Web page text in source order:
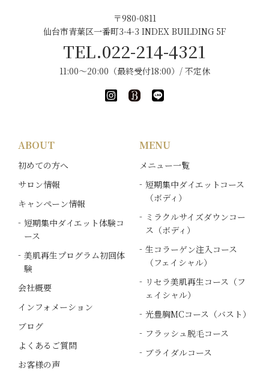
〒980-0811
仙台市青葉区一番町3-4-3 INDEX BUILDING 5F
TEL.022-214-4321
11:00～20:00（最終受付18:00）/ 不定休
ABOUT
初めての方へ
サロン情報
キャンペーン情報
短期集中ダイエット体験コ
ース
美肌再生プログラム初回体
験
会社概要
インフォメーション
ブログ
よくあるご質問
お客様の声
MENU
メニュー一覧
短期集中ダイエットコース
（ボディ）
ミラクルサイズダウンコー
ス（ボディ）
生コラーゲン注入コース
（フェイシャル）
リセラ美肌再生コース（フ
ェイシャル）
光豊胸MCコース（バスト）
フラッシュ脱毛コース
ブライダルコース